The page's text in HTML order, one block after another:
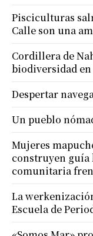
Pisciculturas
Calle son una
Cordillera de
biodiversidad
Despertar
Un pueblo
Mujeres
construyen
comunitaria
La
Escuela de